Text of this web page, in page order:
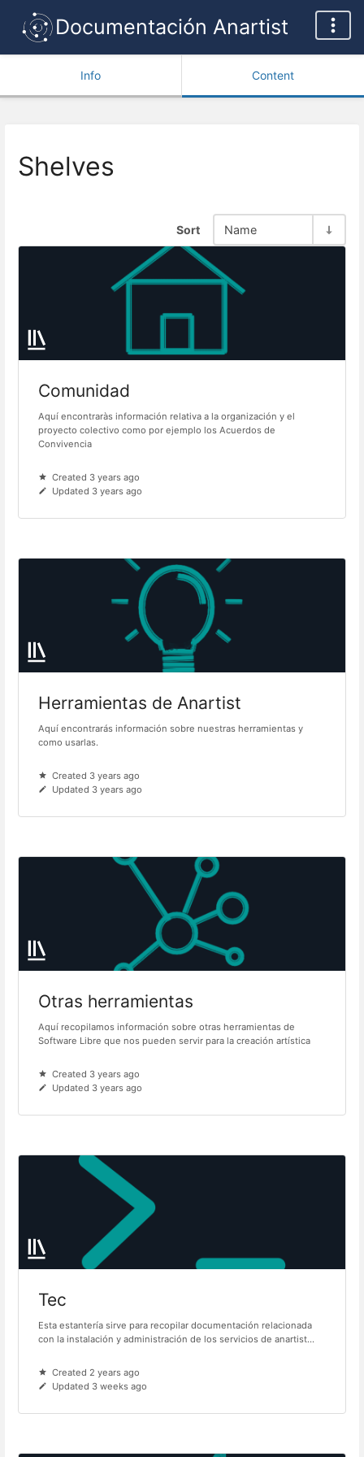
Documentación Anartist
Info Content
Shelves
Sort Name
Comunidad
Aquí encontraràs información relativa a la organización y el
proyecto colectivo como por ejemplo los Acuerdos de
Convivencia
Created 3 years ago
Updated 3 years ago
Herramientas de Anartist
Aquí encontrarás información sobre nuestras herramientas y
como usarlas.
Created 3 years ago
Updated 3 years ago
Otras herramientas
Aquí recopilamos información sobre otras herramientas de
Software Libre que nos pueden servir para la creación artística
Created 3 years ago
Updated 3 years ago
Tec
Esta estantería sirve para recopilar documentación relacionada
con la instalación y administración de los servicios de anartist...
Created 2 years ago
Updated 3 weeks ago